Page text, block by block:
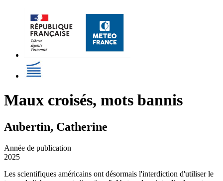
Maux croisés, mots bannis
Aubertin, Catherine
Année de publication
2025
Les scientifiques américains ont désormais l'interdiction d'utiliser le